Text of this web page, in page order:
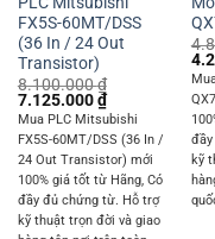
FX5S-60MT/DSS
(36 In / 24 Out
Transistor)
8.100.000₫
Original
price
was:
8.100.000 ₫.
7.125.000₫Current
price
is:
7.125.000 ₫.
Mua PLC Mitsubishi
FX5S-60MT/DSS (36 In /
24 Out Transistor) mới
100% giá tốt từ Hãng, Có
đầy đủ chứng từ. Hỗ trợ
kỹ thuật trọn đời và giao
kỹ